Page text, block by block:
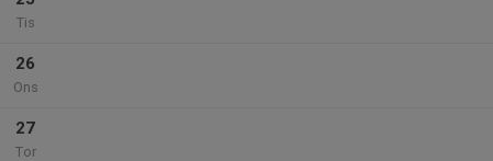
Tis
26
Ons
27
Tor